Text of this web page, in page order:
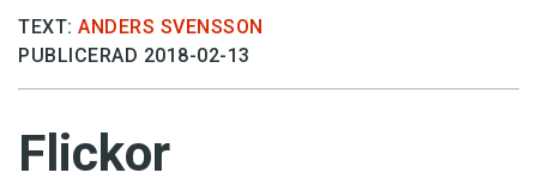
TEXT: ANDERS SVENSSON
PUBLICERAD 2018-02-13
Flickor